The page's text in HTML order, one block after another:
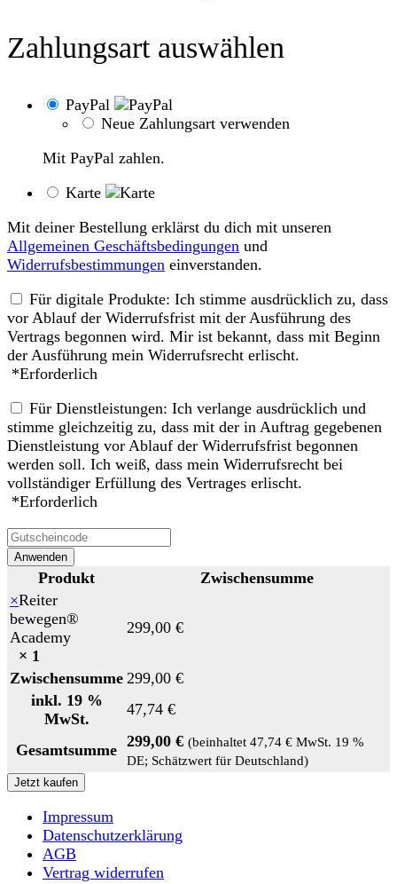
Zahlungsart auswählen
PayPal
Neue Zahlungsart verwenden
Mit PayPal zahlen.
Karte
Mit deiner Bestellung erklärst du dich mit unseren
Allgemeinen Geschäftsbedingungen und
Widerrufsbestimmungen einverstanden.
Für digitale Produkte: Ich stimme ausdrücklich zu, dass
vor Ablauf der Widerrufsfrist mit der Ausführung des
Vertrags begonnen wird. Mir ist bekannt, dass mit Beginn
der Ausführung mein Widerrufsrecht erlischt.
*Erforderlich
Für Dienstleistungen: Ich verlange ausdrücklich und
stimme gleichzeitig zu, dass mit der in Auftrag gegebenen
Dienstleistung vor Ablauf der Widerrufsfrist begonnen
werden soll. Ich weiß, dass mein Widerrufsrecht bei
vollständiger Erfüllung des Vertrages erlischt.
*Erforderlich
Anwenden
Produkt
Zwischensumme
×Reiter
bewegen®
Academy
× 1
299,00 €
Zwischensumme 299,00 €
inkl. 19 %
MwSt.
47,74 €
Gesamtsumme 299,00 € (beinhaltet 47,74 € MwSt. 19 %
DE; Schätzwert für Deutschland)
Jetzt kaufen
Impressum
Datenschutzerklärung
AGB
Vertrag widerrufen